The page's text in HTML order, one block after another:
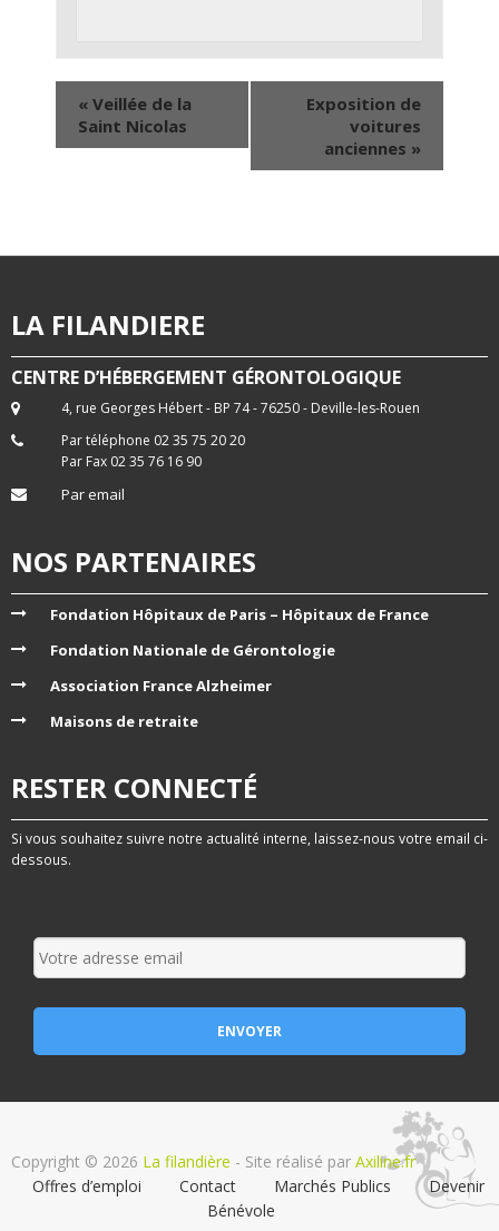
« Veillée de la
Saint Nicolas
Exposition de
voitures
anciennes »
LA FILANDIERE
CENTRE D’HÉBERGEMENT GÉRONTOLOGIQUE
4, rue Georges Hébert - BP 74 - 76250 - Deville-les-Rouen
Par téléphone 02 35 75 20 20
Par Fax 02 35 76 16 90
Par email
NOS PARTENAIRES
Fondation Hôpitaux de Paris – Hôpitaux de France
Fondation Nationale de Gérontologie
Association France Alzheimer
Maisons de retraite
RESTER CONNECTÉ
Si vous souhaitez suivre notre actualité interne, laissez-nous votre email ci-
dessous.
Copyright © 2026 La filandière - Site réalisé par Axiline.fr
Offres d’emploi
Contact Marchés Publics
Devenir
Bénévole